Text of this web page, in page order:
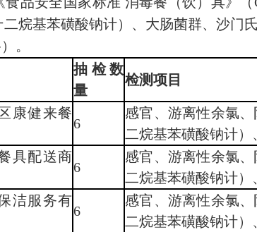
烷基苯磺酸钠计）、大肠菌群、沙门
。
抽检数
量
检测项目
康健来餐
6
感官、游离性余氯
二烷基苯磺酸钠计
具配送商
6
感官、游离性余氯
二烷基苯磺酸钠计
洁服务有
6
感官、游离性余氯
二烷基苯磺酸钠计